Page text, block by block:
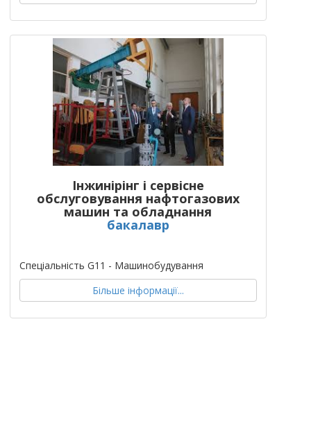
Інжинірінг і сервісне
обслуговування нафтогазових
машин та обладнання
бакалавр
Спеціальність G11 - Машинобудування
Більше інформації...